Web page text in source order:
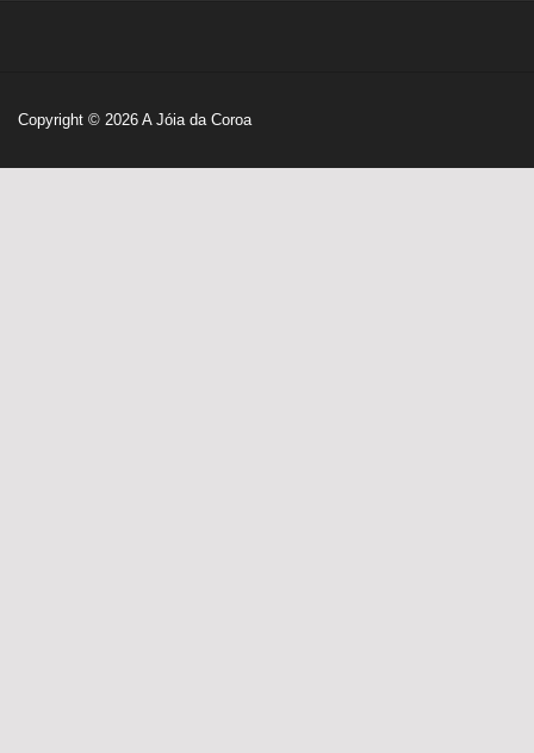
Copyright © 2026 A Jóia da Coroa